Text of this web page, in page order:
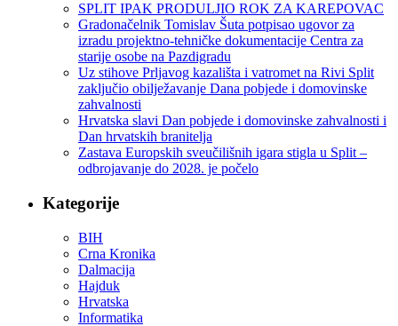
SPLIT IPAK PRODULJIO ROK ZA KAREPOVAC
Gradonačelnik Tomislav Šuta potpisao ugovor za
izradu projektno-tehničke dokumentacije Centra za
starije osobe na Pazdigradu
Uz stihove Prljavog kazališta i vatromet na Rivi Split
zaključio obilježavanje Dana pobjede i domovinske
zahvalnosti
Hrvatska slavi Dan pobjede i domovinske zahvalnosti i
Dan hrvatskih branitelja
Zastava Europskih sveučilišnih igara stigla u Split –
odbrojavanje do 2028. je počelo
Kategorije
BIH
Crna Kronika
Dalmacija
Hajduk
Hrvatska
Informatika